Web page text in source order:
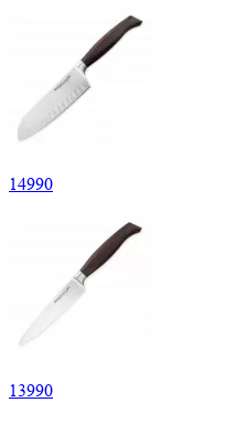
14990
13990